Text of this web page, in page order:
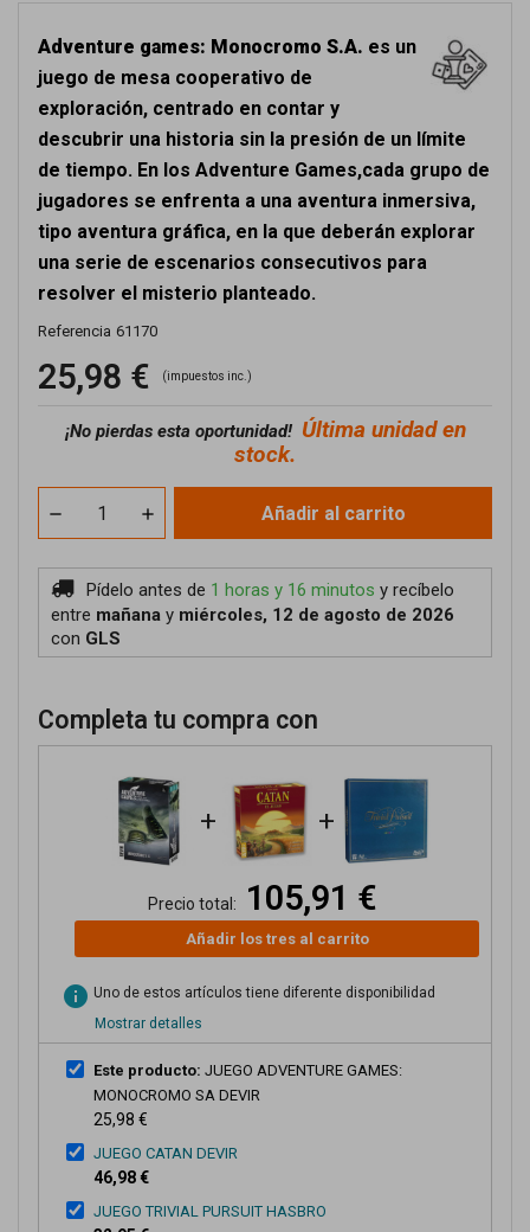
Adventure games: Monocromo S.A. es un
juego de mesa cooperativo de
exploración, centrado en contar y
descubrir una historia sin la presión de un límite
de tiempo. En los Adventure Games,cada grupo de
jugadores se enfrenta a una aventura inmersiva,
tipo aventura gráfica, en la que deberán explorar
una serie de escenarios consecutivos para
resolver el misterio planteado.
Referencia 61170
25,98 € (impuestos inc.)
¡No pierdas esta oportunidad! Última unidad en
stock.
Añadir al carrito
Pídelo antes de 1 horas y 16 minutos y recíbelo
entre mañana y miércoles, 12 de agosto de 2026
con GLS
Completa tu compra con
+ +
Precio total: 105,91 €
Añadir los tres al carrito
info Uno de estos artículos tiene diferente disponibilidad
Mostrar detalles
Este producto: JUEGO ADVENTURE GAMES:
MONOCROMO SA DEVIR
25,98 €
JUEGO CATAN DEVIR
46,98 €
JUEGO TRIVIAL PURSUIT HASBRO